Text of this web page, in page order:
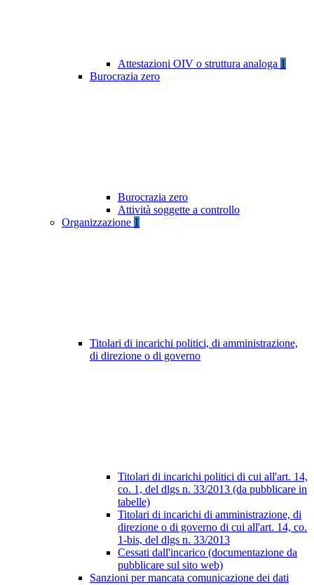
Attestazioni OIV o struttura analoga 1
Burocrazia zero
Burocrazia zero
Attività soggette a controllo
Organizzazione 1
Titolari di incarichi politici, di amministrazione,
di direzione o di governo
Titolari di incarichi politici di cui all'art. 14,
co. 1, del dlgs n. 33/2013 (da pubblicare in
tabelle)
Titolari di incarichi di amministrazione, di
direzione o di governo di cui all'art. 14, co.
1-bis, del dlgs n. 33/2013
Cessati dall'incarico (documentazione da
pubblicare sul sito web)
Sanzioni per mancata comunicazione dei dati